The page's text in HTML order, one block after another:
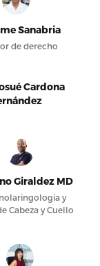
Sanabria
de derecho
Cardona
Giraldez MD
y
Cabeza y Cuello